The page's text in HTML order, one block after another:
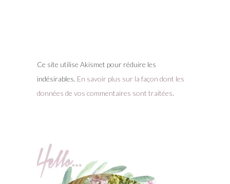
Ce site utilise Akismet pour réduire les
indésirables. En savoir plus sur la façon dont les
données de vos commentaires sont traitées.